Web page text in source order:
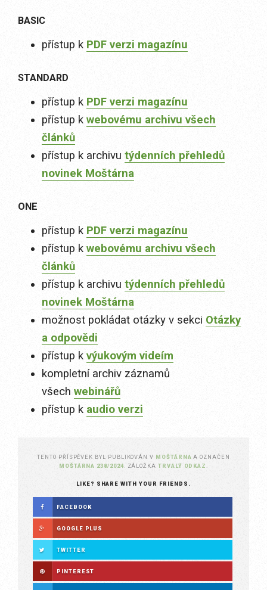
BASIC
přístup k PDF verzi magazínu
STANDARD
přístup k PDF verzi magazínu
přístup k webovému archivu všech
článků
přístup k archivu týdenních přehledů
novinek Moštárna
ONE
přístup k PDF verzi magazínu
přístup k webovému archivu všech
článků
přístup k archivu týdenních přehledů
novinek Moštárna
možnost pokládat otázky v sekci Otázky
a odpovědi
přístup k výukovým videím
kompletní archiv záznamů
všech webinářů
přístup k audio verzi
TENTO PŘÍSPĚVEK BYL PUBLIKOVÁN V MOŠTÁRNA A OZNAČEN
MOŠTÁRNA 238/2024. ZÁLOŽKATRVALÝ ODKAZ
LIKE? SHARE WITH YOUR FRIENDS.
FACEBOOK
GOOGLE PLUS
TWITTER
PINTEREST